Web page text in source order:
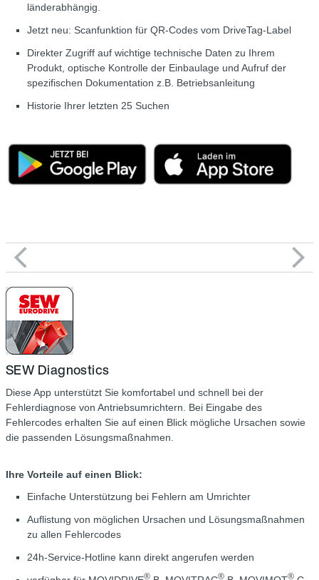
länderabhängig.
Jetzt neu: Scanfunktion für QR-Codes vom DriveTag-Label
Direkter Zugriff auf wichtige technische Daten zu Ihrem
Produkt, optische Kontrolle der Einbaulage und Aufruf der
spezifischen Dokumentation z.B. Betriebsanleitung
Historie Ihrer letzten 25 Suchen
SEW Diagnostics
Diese App unterstützt Sie komfortabel und schnell bei der
Fehlerdiagnose von Antriebsumrichtern. Bei Eingabe des
Fehlercodes erhalten Sie auf einen Blick mögliche Ursachen sowie
die passenden Lösungsmaßnahmen.
Ihre Vorteile auf einen Blick:
Einfache Unterstützung bei Fehlern am Umrichter
Auflistung von möglichen Ursachen und Lösungsmaßnahmen
zu allen Fehlercodes
24h-Service-Hotline kann direkt angerufen werden
® ® ®